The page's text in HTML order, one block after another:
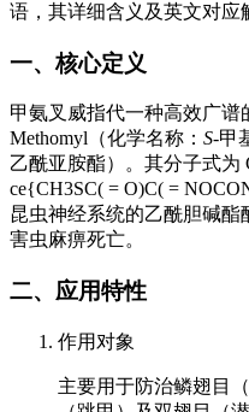
语，其详细含义及英文对应
一、核心定义
甲氨叉威指代一种高效广
Methomyl（化学名称： S-甲
乙酰亚胺酯）。其分子式为
ce{CH3SC( = O)C( =
昆虫神经系统的乙酰胆碱
害虫麻痹死亡。
二、应用特性
作用对象
主要用于防治鳞翅目